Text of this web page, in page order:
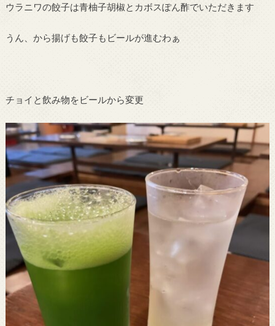
ウラニワの餃子は青柚子胡椒とカボスぽん酢でいただきます
うん、から揚げも餃子もビールが進むわぁ
チョイと飲み物をビールから変更